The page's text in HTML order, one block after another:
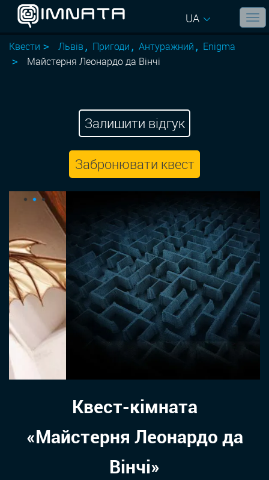
UA
Квести Львів Пригоди Антуражний
Enigma
Майстерня Леонардо да Вінчі
Залишити відгук
Забронювати квест
Квест-кімната
«Майстерня Леонардо да
Вінчі»